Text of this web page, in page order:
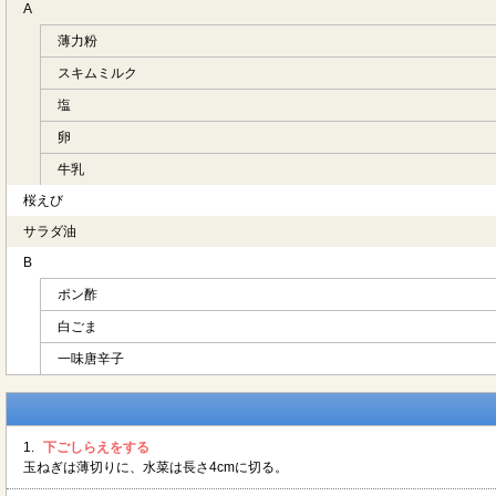
A
薄力粉
スキムミルク
塩
卵
牛乳
桜えび
サラダ油
B
ポン酢
白ごま
一味唐辛子
1. 下ごしらえをする
玉ねぎは薄切りに、水菜は長さ4cmに切る。